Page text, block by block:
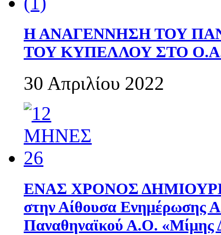
Η ΑΝΑΓΕΝΝΗΣΗ ΤΟΥ
ΤΟΥ ΚΥΠΕΛΛΟΥ ΣΤΟ
30 Απριλίου 2022
ΕΝΑΣ ΧΡΟΝΟΣ
στην Αίθουσα Ενημέρωσης
Παναθηναϊκού Α.Ο. «Μίμης